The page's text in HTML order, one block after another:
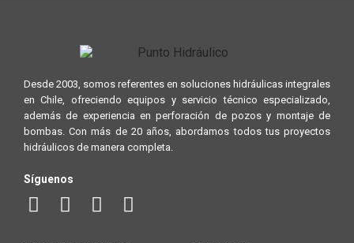
Desde 2003, somos referentes en soluciones hidráulicas integrales
en Chile, ofreciendo equipos y servicio técnico especializado,
además de experiencia en perforación de pozos y montaje de
bombas. Con más de 20 años, abordamos todos tus proyectos
hidráulicos de manera completa.
Síguenos